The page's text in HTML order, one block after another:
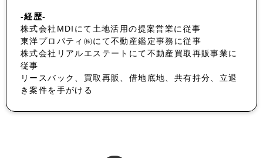
-経歴-
株式会社MDIにて土地活用の提案営業に従事
東洋プロパティ㈱にて不動産鑑定事務に従事
株式会社リアルエステートにて不動産買取再販事業に
従事
リースバック、買取再販、借地底地、共有持分、立退
き案件を手がける